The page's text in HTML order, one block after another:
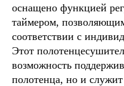
оснащено функцией
таймером,
соответствии с
Этот
возможность
полотенца, но и